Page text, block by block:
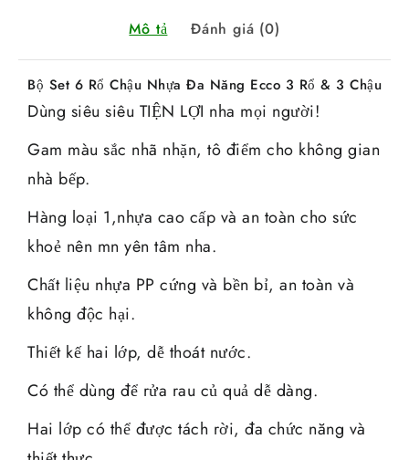
Mô tả Đánh giá (0)
Bộ Set 6 Rổ Chậu Nhựa Đa Năng Ecco 3 Rổ & 3 Chậu
Dùng siêu siêu TIỆN LỢI nha mọi người!
Gam màu sắc nhã nhặn, tô điểm cho không gian
nhà bếp.
Hàng loại 1,nhựa cao cấp và an toàn cho sức
khoẻ nên mn yên tâm nha.
Chất liệu nhựa PP cứng và bền bỉ, an toàn và
không độc hại.
Thiết kế hai lớp, dễ thoát nước.
Có thể dùng để rửa rau củ quả dễ dàng.
Hai lớp có thể được tách rời, đa chức năng và